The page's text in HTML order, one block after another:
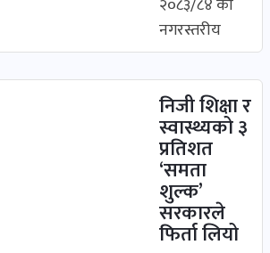
२०८३/८४ को
नगरस्तरीय
निजी शिक्षा र
स्वास्थ्यको ३
प्रतिशत
‘समता
शुल्क’
सरकारले
फिर्ता लियो